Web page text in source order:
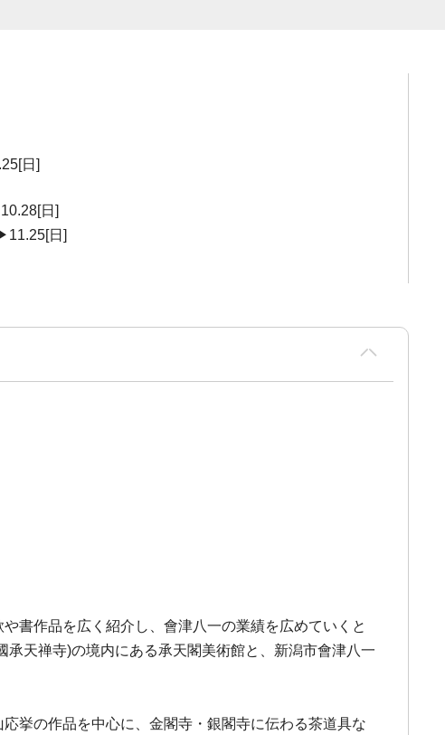
日]
日]
日]
書作品を広く紹介し、會津八一の業績を広めていくと
天禅寺)の境内にある承天閣美術館と、新潟市會津八一
挙の作品を中心に、金閣寺・銀閣寺に伝わる茶道具な